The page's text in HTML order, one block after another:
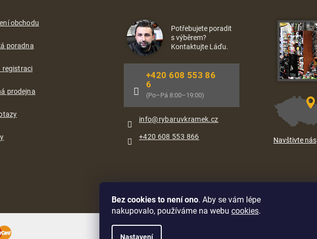
Bez cookies to není ono. Aby se vám lépe
nakupovalo, používáme na webu cookies.
Nastavení
obchodu
poradna
registraci
prodejna
Potřebujete poradit
s výběrem?
Kontaktujte Láďu.
info@rybaruvkramek.cz
+420 608 553 86
6
(Po–Pá 8:00–19:00)
+420 608 553 866 Navštivte nás
Oblíbené způsoby dopravy: